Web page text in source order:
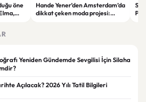
öne
Hande Yener’den Amsterdam’da
dikkat çeken moda projesi:
Yeniden Gündemde Sevgilisi İçin Silaha
Açılacak? 2026 Yılı Tatil Bilgileri